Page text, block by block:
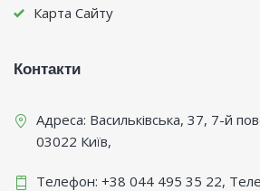
Карта Сайту
Контакти
Адреса: Васильківська, 37, 7-й
03022 Київ,
Телефон: +38 044 495 35 22,